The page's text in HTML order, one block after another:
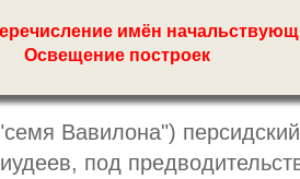
имён
Освещение построек
Вавилона")
под